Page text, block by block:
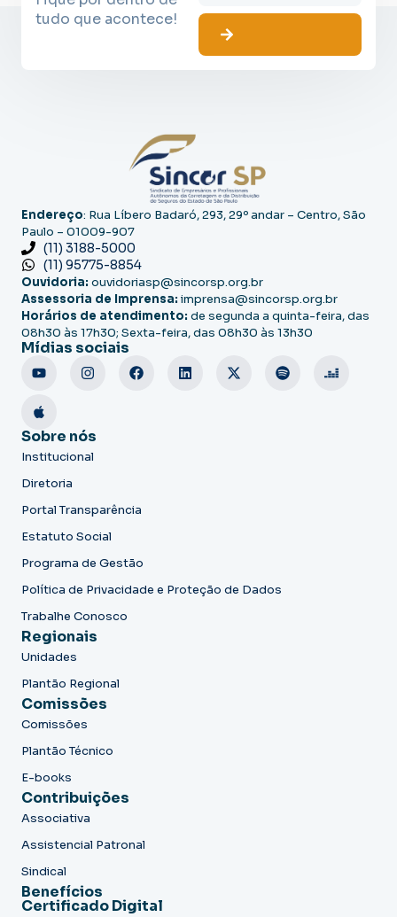
tudo que acontece!
Endereço: Rua Líbero Badaró, 293, 29º andar – Centro, São
Paulo – 01009-907
(11) 3188-5000
(11) 95775-8854
Ouvidoria: ouvidoriasp@sincorsp.org.br
Assessoria de Imprensa: imprensa@sincorsp.org.br
Horários de atendimento: de segunda a quinta-feira, das
08h30 às 17h30; Sexta-feira, das 08h30 às 13h30
Mídias sociais
Sobre nós
Institucional
Diretoria
Portal Transparência
Estatuto Social
Programa de Gestão
Política de Privacidade e Proteção de Dados
Trabalhe Conosco
Regionais
Unidades
Plantão Regional
Comissões
Comissões
Plantão Técnico
E-books
Contribuições
Associativa
Assistencial Patronal
Sindical
Benefícios
Certificado Digital